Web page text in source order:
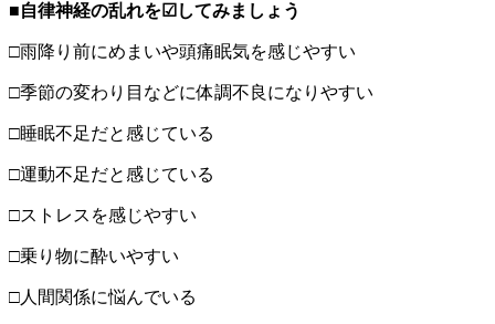
■自律神経の乱れを☑してみましょう
□雨降り前にめまいや頭痛眠気を感じやすい
□季節の変わり目などに体調不良になりやすい
□睡眠不足だと感じている
□運動不足だと感じている
□ストレスを感じやすい
□乗り物に酔いやすい
□人間関係に悩んでいる